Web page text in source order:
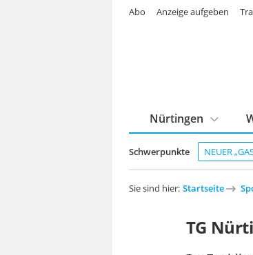
Schwerpunkte NEUER
Nürtingen
Abo Anzeige aufgeben
Sie sind hier: Startseite
TG